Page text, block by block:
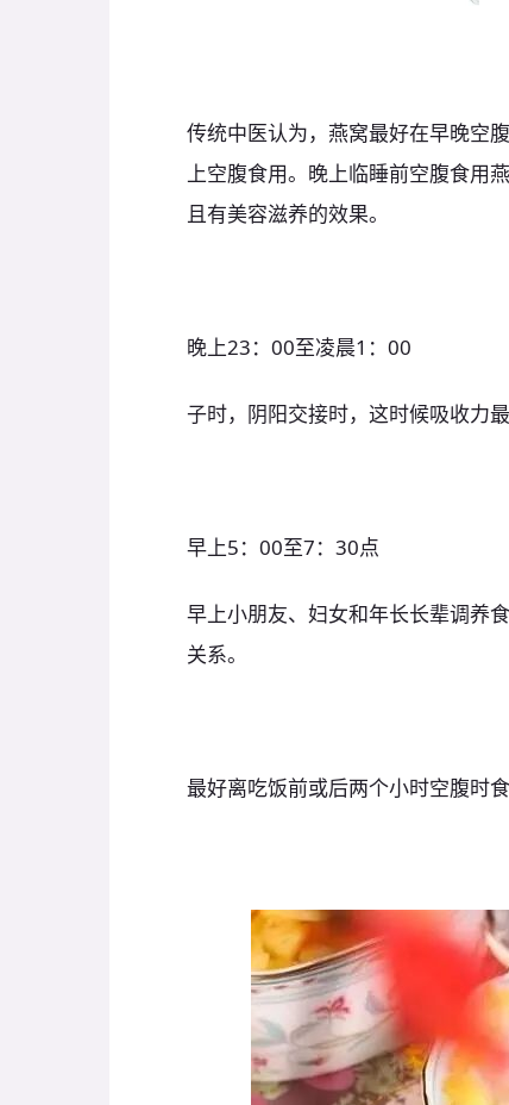
传统中医认为，燕窝最好在早晚空
上空腹食用。晚上临睡前空腹食用
且有美容滋养的效果。
晚上23：00至凌晨1：00
子时，阴阳交接时，这时候吸收力最
早上5：00至7：30点
早上小朋友、妇女和年长长辈调养
关系。
最好离吃饭前或后两个小时空腹时